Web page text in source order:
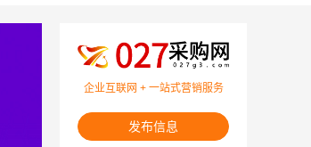
企业互联网 + 一站式营销服务
发布信息